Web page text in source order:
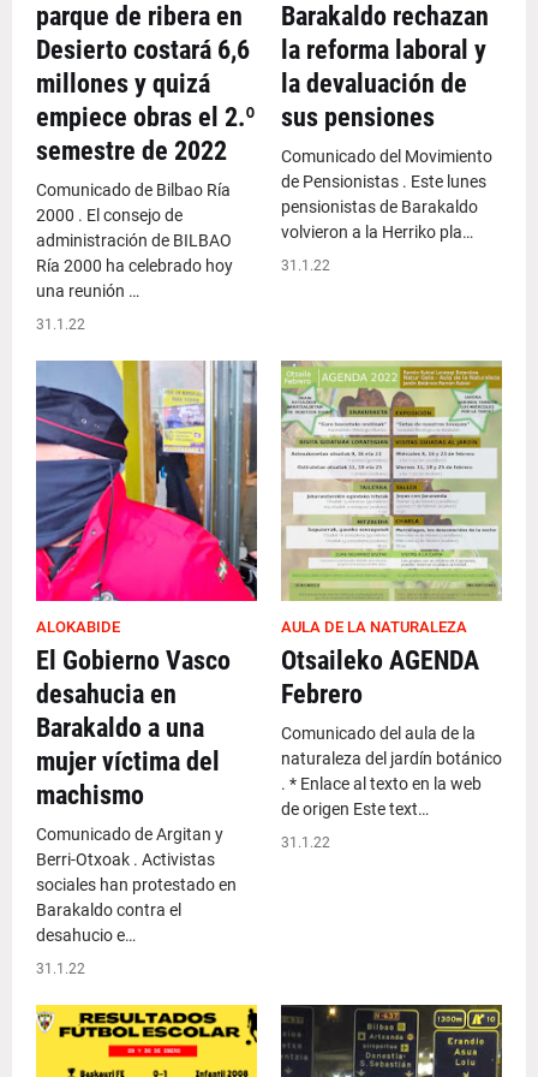
parque de ribera en
Desierto costará 6,6
millones y quizá
empiece obras el 2.º
semestre de 2022
Comunicado de Bilbao Ría
2000 . El consejo de
administración de BILBAO
Ría 2000 ha celebrado hoy
una reunión …
31.1.22
Barakaldo rechazan
la reforma laboral y
la devaluación de
sus pensiones
Comunicado del Movimiento
de Pensionistas . Este lunes
pensionistas de Barakaldo
volvieron a la Herriko pla…
31.1.22
ALOKABIDE
El Gobierno Vasco
desahucia en
Barakaldo a una
mujer víctima del
machismo
Comunicado de Argitan y
Berri-Otxoak . Activistas
sociales han protestado en
Barakaldo contra el
desahucio e…
31.1.22
AULA DE LA NATURALEZA
Otsaileko AGENDA
Febrero
Comunicado del aula de la
naturaleza del jardín botánico
. * Enlace al texto en la web
de origen Este text…
31.1.22